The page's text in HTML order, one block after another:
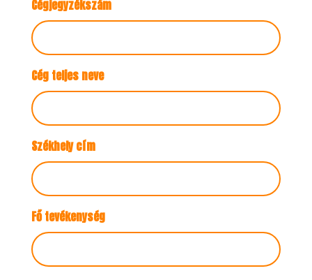
Cégjegyzékszám
Cég teljes neve
Székhely cím
Fő tevékenység